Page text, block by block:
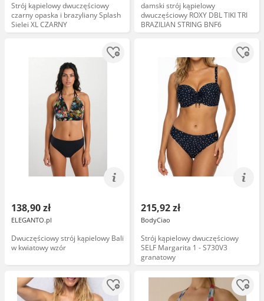
Strój kąpielowy dwuczęściowy
czarny opaska i brazyliany Splash
Sielei XL CZARNY
damski strój kąpielowy
dwuczęściowy ROXY DBL TIKI TRI
BRAZILIAN STRING BNF6
138,90 zł
ELEGANTO.pl
Dwuczęściowy strój kąpielowy Bali
w kwiatowy wzór
215,92 zł
BodyCiao
Strój kąpielowy dwuczęściowy
SELF Margarita 1 - S730V3
granatowy